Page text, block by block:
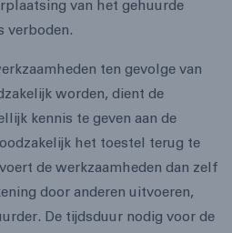
van het gehuurde
verboden.
ten gevolge van
worden, dient de
kennis te geven aan de
het toestel terug te
de werkzaamheden dan zelf
door anderen uitvoeren,
De tijdsduur nodig voor de